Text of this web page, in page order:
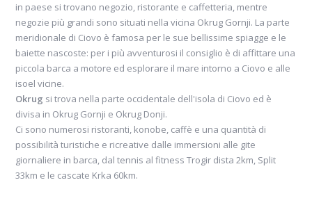
in paese si trovano negozio, ristorante e caffetteria, mentre
negozie più grandi sono situati nella vicina Okrug Gornji. La parte
meridionale di Ciovo è famosa per le sue bellissime spiagge e le
baiette nascoste: per i più avventurosi il consiglio è di affittare una
piccola barca a motore ed esplorare il mare intorno a Ciovo e alle
isoel vicine.
Okrug si trova nella parte occidentale dell'isola di Ciovo ed è
divisa in Okrug Gornji e Okrug Donji.
Ci sono numerosi ristoranti, konobe, caffè e una quantità di
possibilità turistiche e ricreative dalle immersioni alle gite
giornaliere in barca, dal tennis al fitness Trogir dista 2km, Split
33km e le cascate Krka 60km.